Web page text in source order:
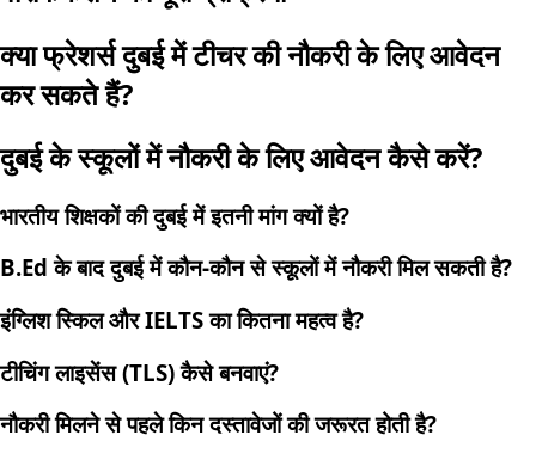
क्या फ्रेशर्स दुबई में टीचर की नौकरी के लिए आवेदन
कर सकते हैं?
दुबई के स्कूलों में नौकरी के लिए आवेदन कैसे करें?
भारतीय शिक्षकों की दुबई में इतनी मांग क्यों है?
B.Ed के बाद दुबई में कौन-कौन से स्कूलों में नौकरी मिल सकती है?
इंग्लिश स्किल और IELTS का कितना महत्व है?
टीचिंग लाइसेंस (TLS) कैसे बनवाएं?
नौकरी मिलने से पहले किन दस्तावेजों की जरूरत होती है?